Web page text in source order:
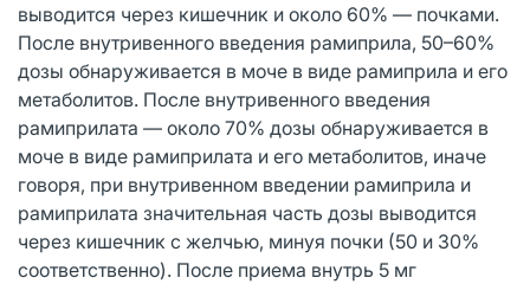
выводится через кишечник и около 60% — почками.
После внутривенного введения рамиприла, 50–60%
дозы обнаруживается в моче в виде рамиприла и его
метаболитов. После внутривенного введения
рамиприлата — около 70% дозы обнаруживается в
моче в виде рамиприлата и его метаболитов, иначе
говоря, при внутривенном введении рамиприла и
рамиприлата значительная часть дозы выводится
через кишечник с желчью, минуя почки (50 и 30%
соответственно). После приема внутрь 5 мг